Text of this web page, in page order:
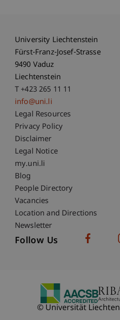
University Liechtenstein
Fürst-Franz-Josef-Strasse
9490 Vaduz
Liechtenstein
T +423 265 11 11
info@uni.li
Fußzeile Rechtliche
Legal Resources
Privacy Policy
Disclaimer
Legal Notice
Fußzeile
my.uni.li
Blog
People Directory
Vacancies
Location and Directions
Newsletter
Follow Us
© Universität